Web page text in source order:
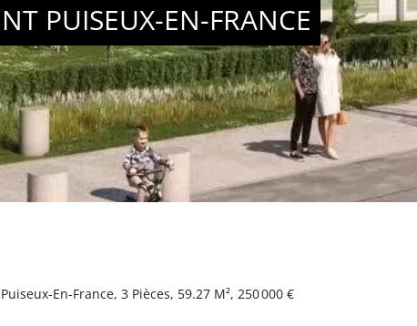
PUISEUX-EN-FRANCE
En-France, 3 Pièces, 59.27 M², 250 000 €